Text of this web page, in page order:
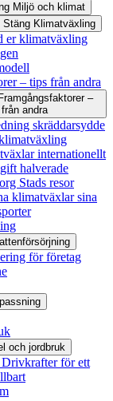
Miljö och klimat
Stäng Klimatväxling
er klimatväxling
– tips från andra
Framgångsfaktorer –
andra
skräddarsydde
internationellt
halverade
Stads resor
klimatväxlar sina
för företag
och jordbruk
Drivkrafter för ett